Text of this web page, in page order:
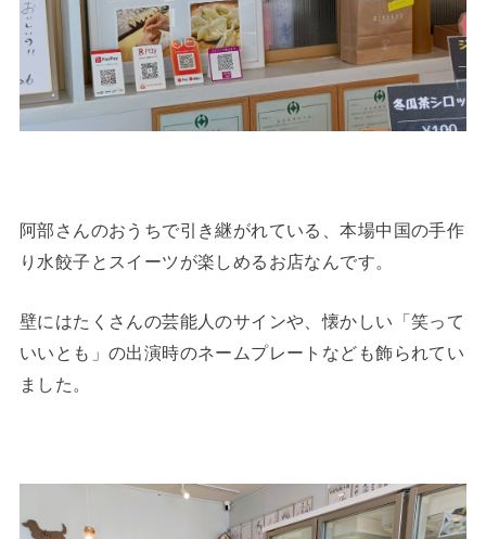
阿部さんのおうちで引き継がれている、本場中国の手作
り水餃子とスイーツが楽しめるお店なんです。
壁にはたくさんの芸能人のサインや、懐かしい「笑って
いいとも」の出演時のネームプレートなども飾られてい
ました。